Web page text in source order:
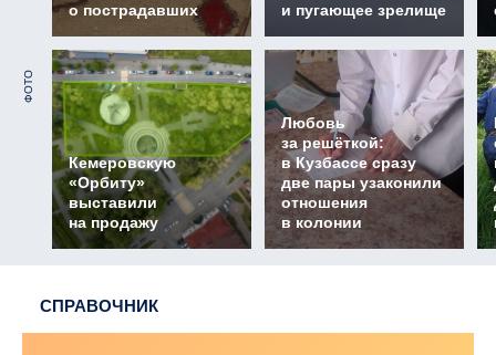
о пострадавших
и пугающее зрелище
ФОТО
Кемеровскую
«Орбиту»
выставили
на продажу
Любовь
за решёткой:
в Кузбассе сразу
две пары узаконили
отношения
в колонии
СПРАВОЧНИК